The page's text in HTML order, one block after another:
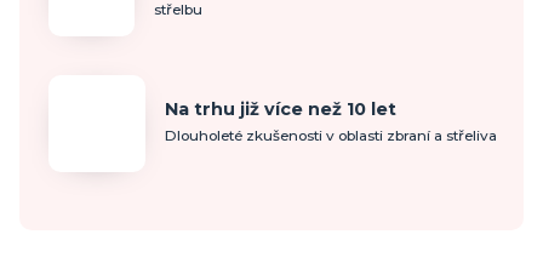
střelbu
Na trhu již více než 10 let
Dlouholeté zkušenosti v oblasti zbraní a střeliva